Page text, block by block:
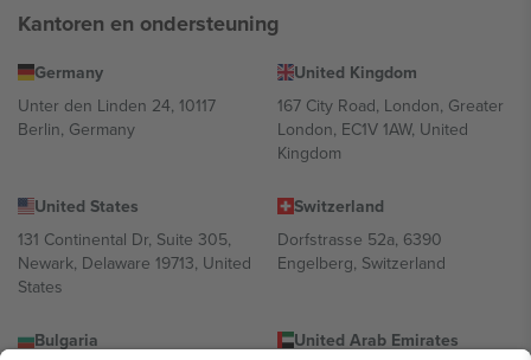
Kantoren en ondersteuning
Germany
Unter den Linden 24, 10117
Berlin, Germany
United Kingdom
167 City Road, London, Greater
London, EC1V 1AW, United
Kingdom
United States
131 Continental Dr, Suite 305,
Newark, Delaware 19713, United
States
Switzerland
Dorfstrasse 52a, 6390
Engelberg, Switzerland
Bulgaria
United Arab Emirates